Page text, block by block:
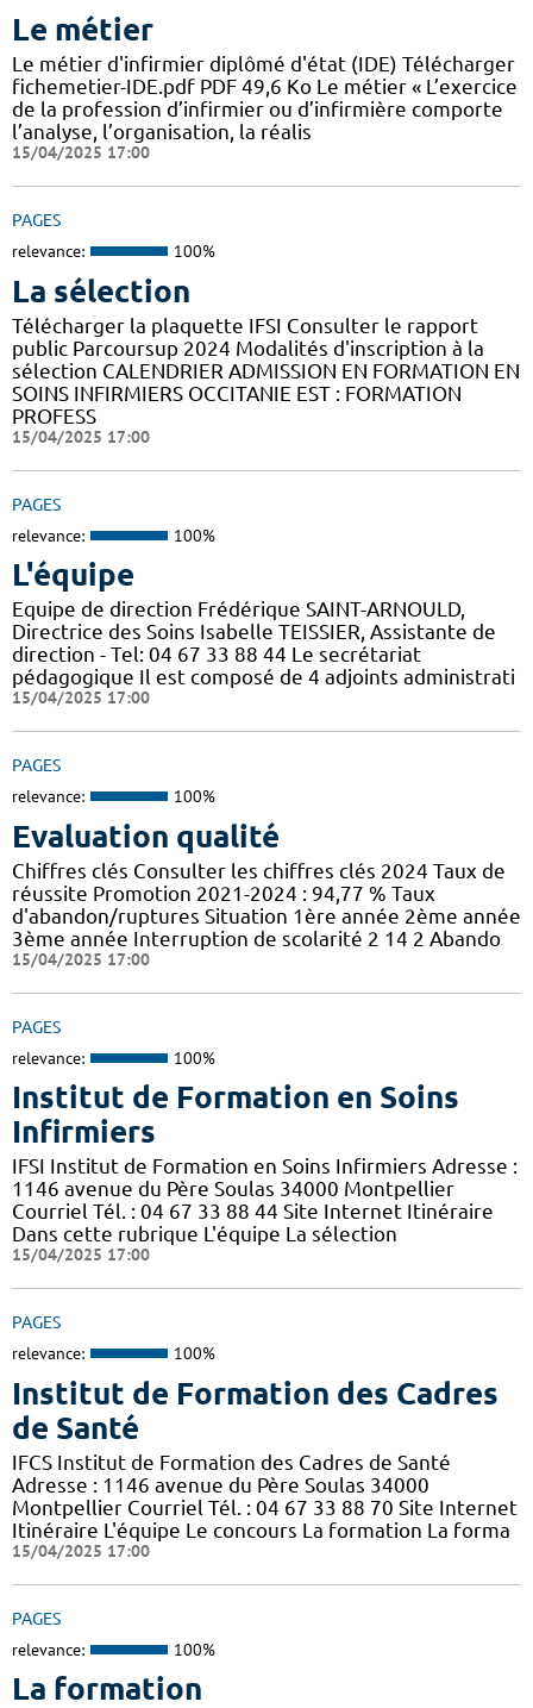
Le métier
Le métier d'infirmier diplômé d'état (IDE) Télécharger
fichemetier-IDE.pdf PDF 49,6 Ko Le métier « L’exercice
de la profession d’infirmier ou d’infirmière comporte
l’analyse, l’organisation, la réalis
15/04/2025 17:00
PAGES
relevance: 100%
La sélection
Télécharger la plaquette IFSI Consulter le rapport
public Parcoursup 2024 Modalités d'inscription à la
sélection CALENDRIER ADMISSION EN FORMATION EN
SOINS INFIRMIERS OCCITANIE EST : FORMATION
PROFESS
15/04/2025 17:00
PAGES
relevance: 100%
L'équipe
Equipe de direction Frédérique SAINT-ARNOULD,
Directrice des Soins Isabelle TEISSIER, Assistante de
direction - Tel: 04 67 33 88 44 Le secrétariat
pédagogique Il est composé de 4 adjoints administrati
15/04/2025 17:00
PAGES
relevance: 100%
Evaluation qualité
Chiffres clés Consulter les chiffres clés 2024 Taux de
réussite Promotion 2021-2024 : 94,77 % Taux
d'abandon/ruptures Situation 1ère année 2ème année
3ème année Interruption de scolarité 2 14 2 Abando
15/04/2025 17:00
PAGES
relevance: 100%
Institut de Formation en Soins
Infirmiers
IFSI Institut de Formation en Soins Infirmiers Adresse :
1146 avenue du Père Soulas 34000 Montpellier
Courriel Tél. : 04 67 33 88 44 Site Internet Itinéraire
Dans cette rubrique L'équipe La sélection
15/04/2025 17:00
PAGES
relevance: 100%
Institut de Formation des Cadres
de Santé
IFCS Institut de Formation des Cadres de Santé
Adresse : 1146 avenue du Père Soulas 34000
Montpellier Courriel Tél. : 04 67 33 88 70 Site Internet
Itinéraire L'équipe Le concours La formation La forma
15/04/2025 17:00
PAGES
relevance: 100%
La formation